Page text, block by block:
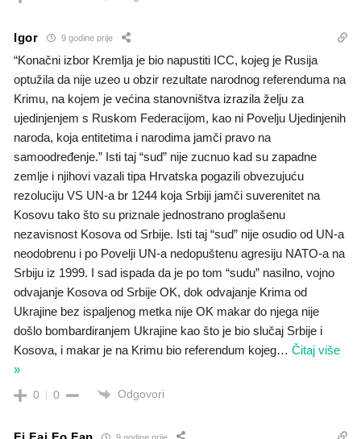
Igor 9 godine prije
“Konačni izbor Kremlja je bio napustiti ICC, kojeg je Rusija
optužila da nije uzeo u obzir rezultate narodnog referenduma na
Krimu, na kojem je većina stanovništva izrazila želju za
ujedinjenjem s Ruskom Federacijom, kao ni Povelju Ujedinjenih
naroda, koja entitetima i narodima jamči pravo na
samoodređenje.” Isti taj “sud” nije zucnuo kad su zapadne
zemlje i njihovi vazali tipa Hrvatska pogazili obvezujuću
rezoluciju VS UN-a br 1244 koja Srbiji jamči suverenitet na
Kosovu tako što su priznale jednostrano proglašenu
nezavisnost Kosova od Srbije. Isti taj “sud” nije osudio od UN-a
neodobrenu i po Povelji UN-a nedopuštenu agresiju NATO-a na
Srbiju iz 1999. I sad ispada da je po tom “sudu” nasilno, vojno
odvajanje Kosova od Srbije OK, dok odvajanje Krima od
Ukrajine bez ispaljenog metka nije OK makar do njega nije
došlo bombardiranjem Ukrajine kao što je bio slučaj Srbije i
Kosova, i makar je na Krimu bio referendum kojeg… Čitaj više
»
0 0 Odgovori